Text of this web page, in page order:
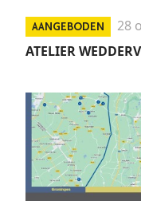
AANGEBODEN
28
ATELIER